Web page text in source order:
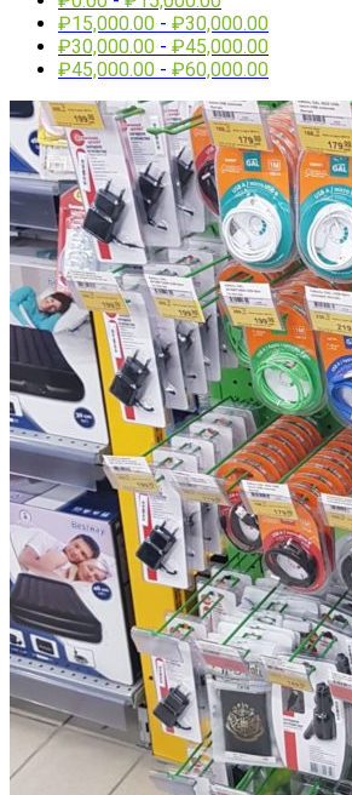
₽15,000.00 - ₽30,000.00
₽30,000.00 - ₽45,000.00
₽45,000.00 - ₽60,000.00